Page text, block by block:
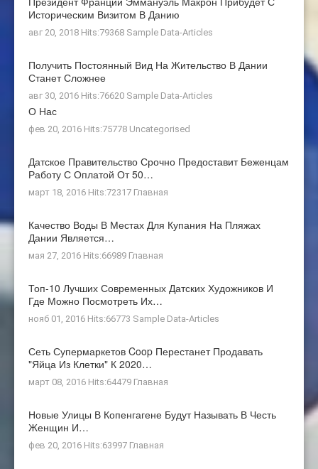
Историческим Визитом В Данию
авг 20, 2018 Hits:79368 Sample Data-Articles
Получить Постоянный Вид На Жительство В Дании
Станет Сложнее
авг 30, 2016 Hits:76620 Sample Data-Articles
О Нас
фев 20, 2016 Hits:75778 Uncategorised
Датское Правительство Срочно Предоставит Беженцам
Работу С Оплатой От 50…
март 18, 2016 Hits:72317 Главная
Качество Воды В Местах Для Купания На Пляжах
Дании Является…
мая 27, 2016 Hits:66989 Главная
Топ-10 Лучших Современных Датских Художников И
Где Можно Посмотреть Их…
нояб 01, 2016 Hits:66773 Sample Data-Articles
Сеть Супермаркетов Coop Перестанет Продавать
"яйца Из Клетки" К 2020…
март 08, 2016 Hits:64479 Главная
Новые Улицы В Копенгагене Будут Называть В Честь
Женщин И…
фев 20, 2016 Hits:63997 Главная